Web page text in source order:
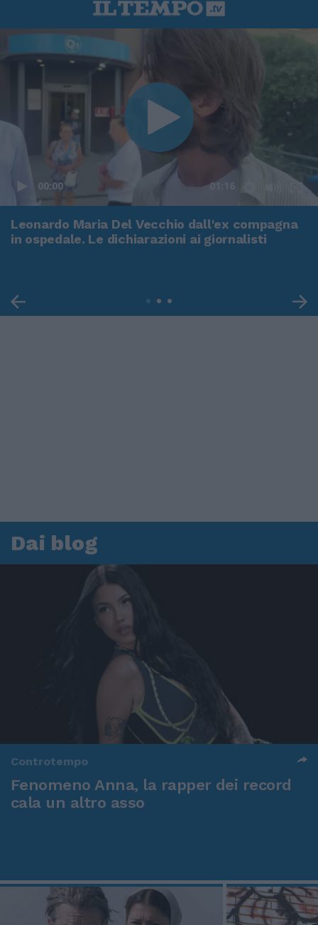
00:00 01:16
Leonardo Maria Del Vecchio dall'ex compagna
in ospedale. Le dichiarazioni ai giornalisti
Dai blog
Controtempo
Fenomeno Anna, la rapper dei record
cala un altro asso